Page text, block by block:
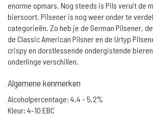
enorme opmars. Nog steeds is Pils veruit de
biersoort. Pilsener is nog weer onder te
categorieën. Zo heb je de German Pilsener,
de Classic American Pilsner en de Urtyp
crispy en dorstlessende ondergistende
onderlinge verschillen.
Algemene kenmerken
Alcoholpercentage: 4,4 - 5,2%
Kleur: 4-10 EBC